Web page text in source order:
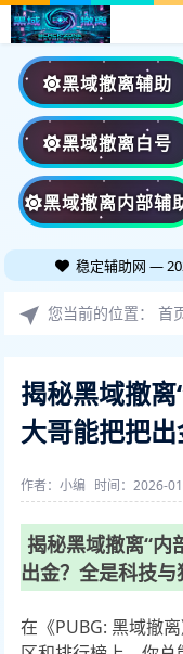
黑域撤离辅助
黑域撤离白号
黑域撤离内部辅
稳定辅助网 —
您当前的位置：首
揭秘黑域撤
大哥能把把出
作者：小编 时间：2026-
揭秘黑域撤离“内
出金？全是科技与
在《PUBG: 黑域撤